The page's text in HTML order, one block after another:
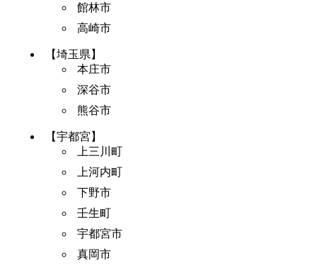
館林市
高崎市
【埼玉県】
本庄市
深谷市
熊谷市
【宇都宮】
上三川町
上河内町
下野市
壬生町
宇都宮市
真岡市